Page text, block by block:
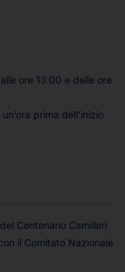
ore 13:00 e dalle ore
prima dell’inizio
Centenario Camilleri
il Comitato Nazionale